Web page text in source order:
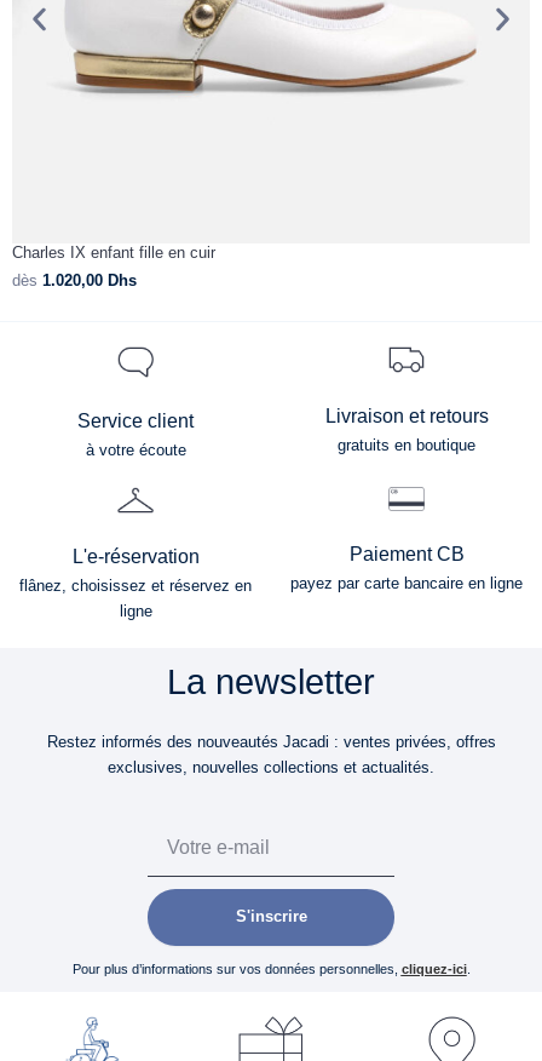
Charles IX enfant fille en cuir
dès 1.020,00 Dhs
Service client
à votre écoute
Livraison et retours
gratuits en boutique
L'e-réservation
flânez, choisissez et réservez en
ligne
Paiement CB
payez par carte bancaire en ligne
La newsletter
Restez informés des nouveautés Jacadi : ventes privées, offres
exclusives, nouvelles collections et actualités.
S'inscrire
Pour plus d’informations sur vos données personnelles, cliquez-ici.